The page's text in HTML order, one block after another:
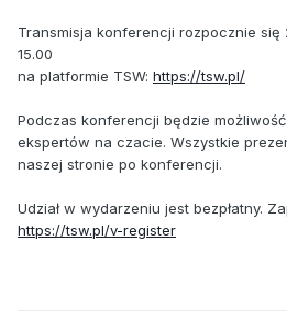
Transmisja konferencji rozpocznie się
15.00
na platformie TSW: https://tsw.pl/
Podczas konferencji będzie
ekspertów na czacie. Wszystkie
naszej stronie po konferencji.
Udział w wydarzeniu jest bezpłatny.
https://tsw.pl/v-register